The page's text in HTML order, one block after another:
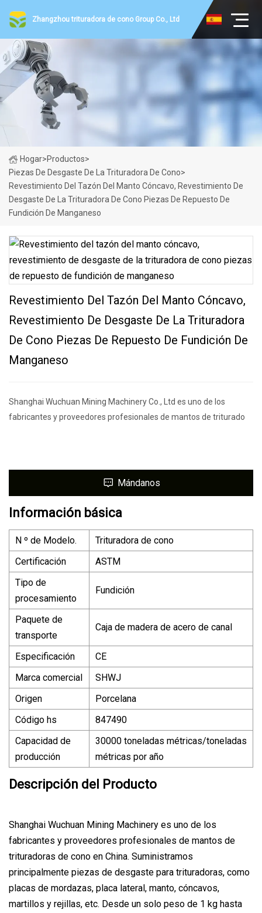
Zhangzhou trituradora de cono Group Co., Ltd
Hogar>Productos>
Piezas De Desgaste De La Trituradora De Cono>
Revestimiento Del Tazón Del Manto Cóncavo, Revestimiento De
Desgaste De La Trituradora De Cono Piezas De Repuesto De
Fundición De Manganeso
Revestimiento Del Tazón Del Manto Cóncavo,
Revestimiento De Desgaste De La Trituradora
De Cono Piezas De Repuesto De Fundición De
Manganeso
Shanghai Wuchuan Mining Machinery Co., Ltd es uno de los
fabricantes y proveedores profesionales de mantos de triturado
Mándanos
Información básica
N º de Modelo.
Trituradora de cono
Certificación
ASTM
Tipo de
procesamiento
Fundición
Paquete de
transporte
Caja de madera de acero de canal
Especificación
CE
Marca comercial
SHWJ
Origen
Porcelana
Código hs
847490
Capacidad de
producción
30000 toneladas métricas/toneladas
métricas por año
Descripción del Producto
Shanghai Wuchuan Mining Machinery es uno de los
fabricantes y proveedores profesionales de mantos de
trituradoras de cono en China. Suministramos
principalmente piezas de desgaste para trituradoras, como
placas de mordazas, placa lateral, manto, cóncavos,
martillos y rejillas, etc. Desde un solo peso de 1 kg hasta